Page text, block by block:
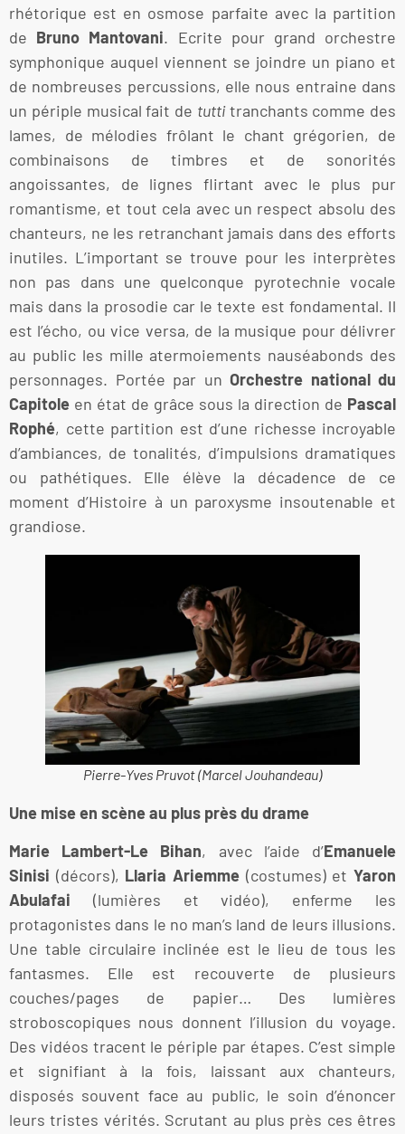
rhétorique est en osmose parfaite avec la partition
de Bruno Mantovani. Ecrite pour grand orchestre
symphonique auquel viennent se joindre un piano et
de nombreuses percussions, elle nous entraine dans
un périple musical fait de tuttitranchants comme des
lames, de mélodies frôlant le chant grégorien, de
combinaisons de timbres et de sonorités
angoissantes, de lignes flirtant avec le plus pur
romantisme, et tout cela avec un respect absolu des
chanteurs, ne les retranchant jamais dans des efforts
inutiles. L’important se trouve pour les interprètes
non pas dans une quelconque pyrotechnie vocale
mais dans la prosodie car le texte est fondamental. Il
est l’écho, ou vice versa, de la musique pour délivrer
au public les mille atermoiements nauséabonds des
personnages. Portée par un Orchestre national du
Capitole en état de grâce sous la direction de Pascal
Rophé, cette partition est d’une richesse incroyable
d’ambiances, de tonalités, d’impulsions dramatiques
ou pathétiques. Elle élève la décadence de ce
moment d’Histoire à un paroxysme insoutenable et
grandiose.
Pierre-Yves Pruvot (Marcel Jouhandeau)
Une mise en scène au plus près du drame
Marie Lambert-Le Bihan, avec l’aide d’Emanuele
Sinisi (décors), Llaria Ariemme (costumes) etYaron
Abulafai (lumières et vidéo), enferme les
protagonistes dans le no man’s land de leurs illusions.
Une table circulaire inclinée est le lieu de tous les
fantasmes. Elle est recouverte de plusieurs
couches/pages de papier… Des lumières
stroboscopiques nous donnent l’illusion du voyage.
Des vidéos tracent le périple par étapes. C’est simple
et signifiant à la fois, laissant aux chanteurs,
disposés souvent face au public, le soin d’énoncer
leurs tristes vérités. Scrutant au plus près ces êtres